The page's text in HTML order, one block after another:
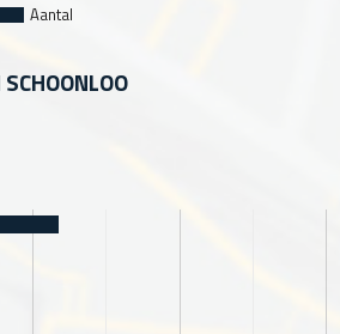
Aantal